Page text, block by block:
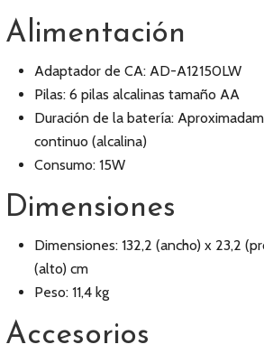
Alimentación
Adaptador de CA: AD-A12150LW
Pilas: 6 pilas alcalinas tamaño AA
Duración de la batería:
continuo (alcalina)
Consumo: 15W
Dimensiones
Dimensiones: 132,2 (ancho) x 23,2
(alto) cm
Peso: 11,4 kg
Accesorios